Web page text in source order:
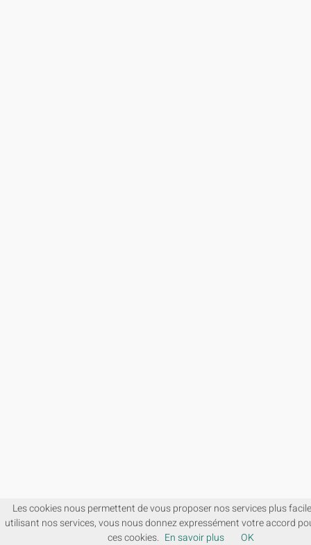
Les cookies nous permettent de vous proposer nos services plus
utilisant nos services, vous nous donnez expressément votre accord
ces cookies. En savoir plus OK